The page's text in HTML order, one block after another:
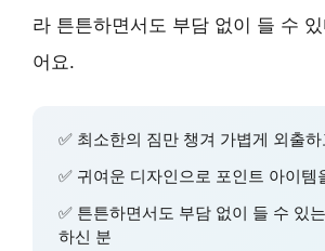
라 튼튼하면서도 부담 없이 들 수
어요.
✅ 최소한의 짐만 챙겨 가볍게 외출
✅ 귀여운 디자인으로 포인트 아이템
✅ 튼튼하면서도 부담 없이 들 수 있
하신 분